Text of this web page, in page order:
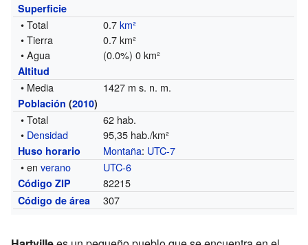
Superficie
• Total 0.7km²
• Tierra
0.7 km²
• Agua
(0.0%) 0 km²
Altitud
• Media 1427 m s. n. m.
Población (2010)
• Total
62 hab.
• Densidad 95,35 hab./km²
Huso horario Montaña: UTC-7
• enverano UTC-6
Código ZIP 82215
Código de área 307